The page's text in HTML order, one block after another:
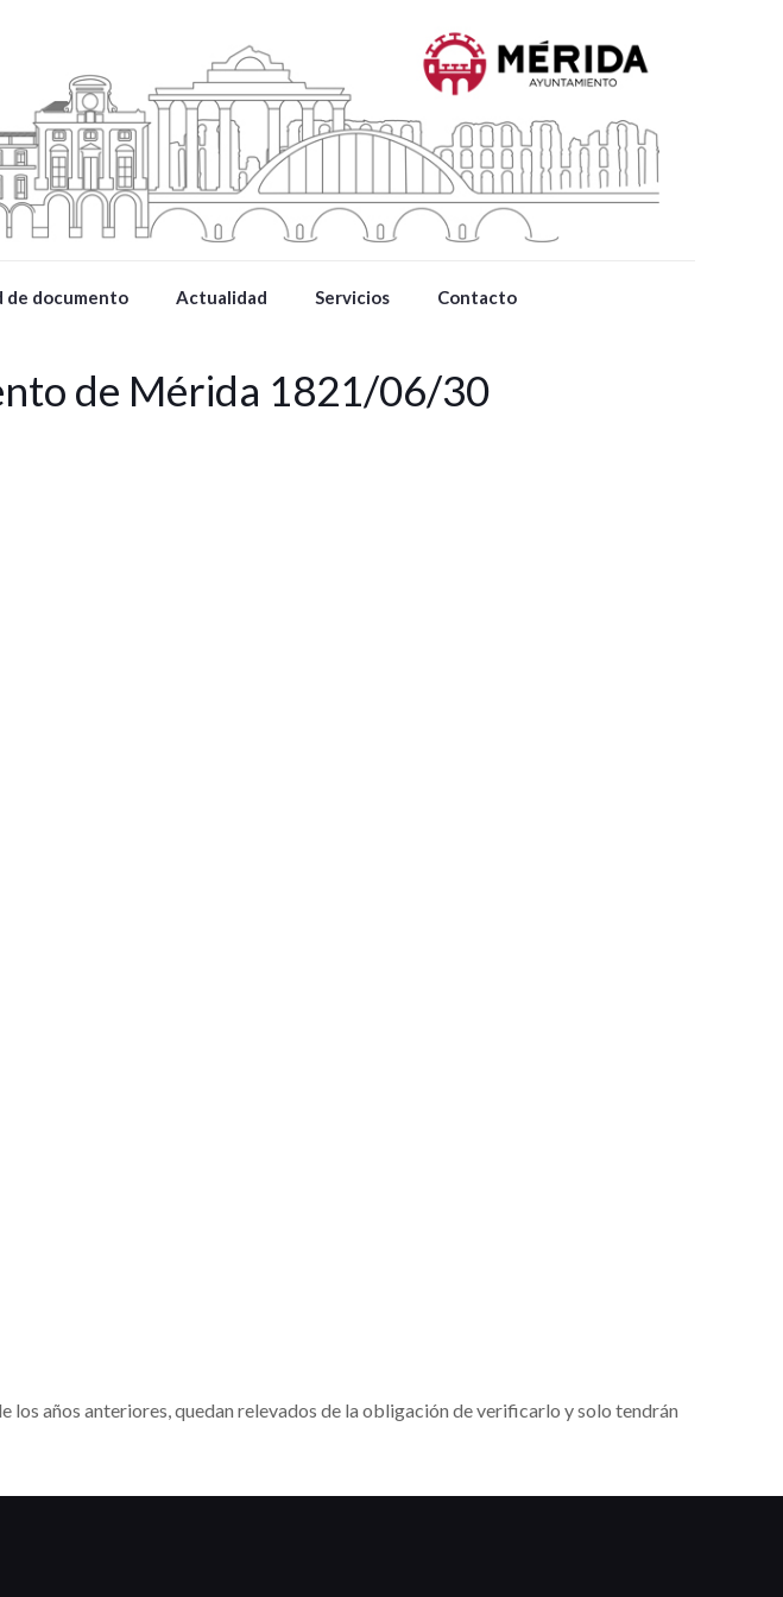
de documento Actualidad Servicios Contacto
de Mérida 1821/06/30
los años anteriores, quedan relevados de la obligación de verificarlo y solo tendrán